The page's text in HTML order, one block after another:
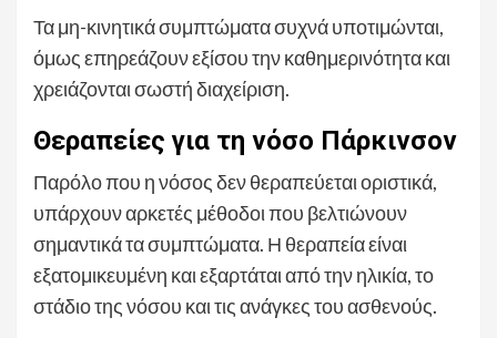
Τα μη-κινητικά συμπτώματα συχνά υποτιμώνται,
όμως επηρεάζουν εξίσου την καθημερινότητα και
χρειάζονται σωστή διαχείριση.
Θεραπείες για τη νόσο Πάρκινσον
Παρόλο που η νόσος δεν θεραπεύεται οριστικά,
υπάρχουν αρκετές μέθοδοι που βελτιώνουν
σημαντικά τα συμπτώματα. Η θεραπεία είναι
εξατομικευμένη και εξαρτάται από την ηλικία, το
στάδιο της νόσου και τις ανάγκες του ασθενούς.